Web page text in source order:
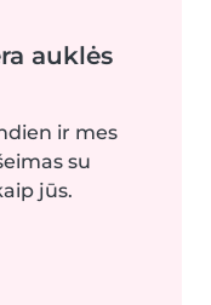
auklės
ir mes
su
jūs.